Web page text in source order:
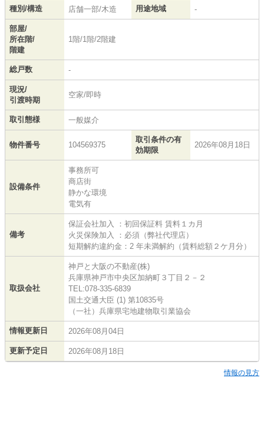
種別/構造 店舗一部/木造 用途地域 -
部屋/
所在階/
階建
1階/1階/2階建
総戸数 -
現況/
引渡時期
空家/即時
取引態様 一般媒介
物件番号 104569375
取引条件の有
効期限
2026年08月18日
設備条件
事務所可
商店街
静かな環境
電気有
備考
保証会社加入 ：初回保証料 賃料１カ月
火災保険加入 ：必須（弊社代理店）
短期解約違約金：2 年未満解約（賃料総額２ケ月分）
取扱会社
神戸と大阪の不動産(株)
兵庫県神戸市中央区加納町３丁目２－２
TEL:078-335-6839
国土交通大臣 (1) 第10835号
（一社）兵庫県宅地建物取引業協会
情報更新日 2026年08月04日
更新予定日 2026年08月18日
情報の見方